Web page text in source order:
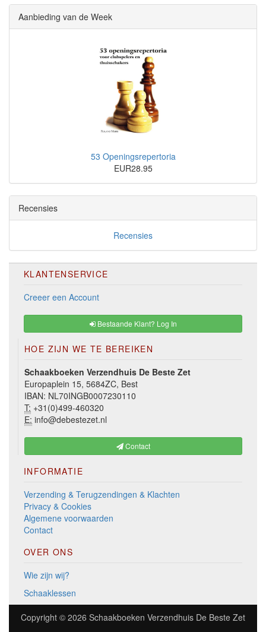
Aanbieding van de Week
53 Openingsrepertoria
EUR28.95
Recensies
Recensies
KLANTENSERVICE
Creeer een Account
Bestaande Klant? Log In
HOE ZIJN WE TE BEREIKEN
Schaakboeken Verzendhuis De Beste Zet
Europaplein 15, 5684ZC, Best
IBAN: NL70INGB0007230110
T: +31(0)499-460320
E: info@debestezet.nl
Contact
INFORMATIE
Verzending & Terugzendingen & Klachten
Privacy & Cookies
Algemene voorwaarden
Contact
OVER ONS
Wie zijn wij?
Schaaklessen
Copyright © 2026 Schaakboeken Verzendhuis De Beste Zet